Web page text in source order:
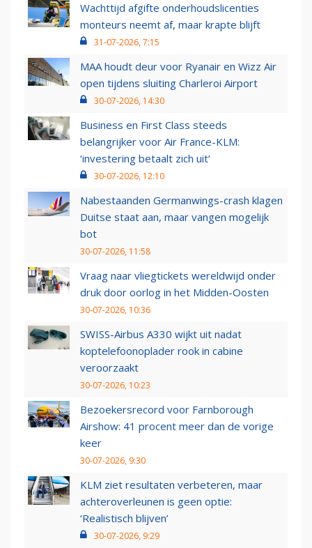
Wachttijd afgifte onderhoudslicenties
monteurs neemt af, maar krapte blijft
31-07-2026, 7:15
MAA houdt deur voor Ryanair en Wizz Air
open tijdens sluiting Charleroi Airport
30-07-2026, 14:30
Business en First Class steeds
belangrijker voor Air France-KLM:
‘investering betaalt zich uit’
30-07-2026, 12:10
Nabestaanden Germanwings-crash klagen
Duitse staat aan, maar vangen mogelijk
bot
30-07-2026, 11:58
Vraag naar vliegtickets wereldwijd onder
druk door oorlog in het Midden-Oosten
30-07-2026, 10:36
SWISS-Airbus A330 wijkt uit nadat
koptelefoonoplader rook in cabine
veroorzaakt
30-07-2026, 10:23
Bezoekersrecord voor Farnborough
Airshow: 41 procent meer dan de vorige
keer
30-07-2026, 9:30
KLM ziet resultaten verbeteren, maar
achteroverleunen is geen optie:
‘Realistisch blijven’
30-07-2026, 9:29